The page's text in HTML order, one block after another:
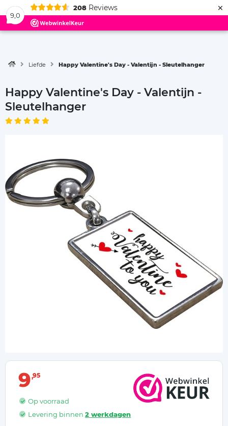
9,0
208 Reviews ×
Menu
Liefde Happy Valentine's Day - Valentijn - Sleutelhanger
Happy Valentine's Day - Valentijn -
Sleutelhanger
9 95
Op voorraad
Levering binnen2 werkdagen